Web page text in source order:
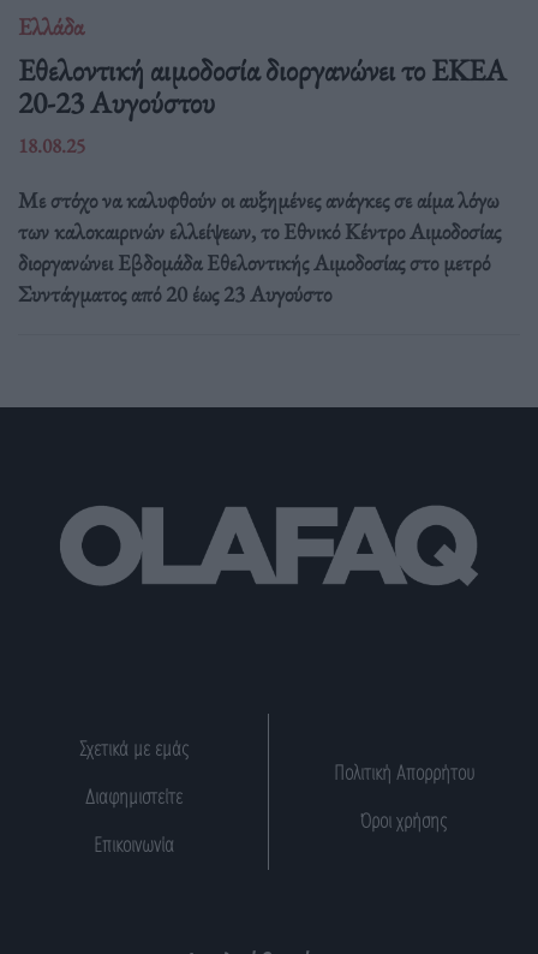
Ελλάδα
Eθελοντική αιμοδοσία διοργανώνει το ΕΚΕΑ
20-23 Αυγούστου
18.08.25
Με στόχο να καλυφθούν οι αυξημένες ανάγκες σε αίμα λόγω
των καλοκαιρινών ελλείψεων, το Εθνικό Κέντρο Αιμοδοσίας
διοργανώνει Εβδομάδα Εθελοντικής Αιμοδοσίας στο μετρό
Συντάγματος από 20 έως 23 Αυγούστο
Σχετικά με εμάς
Διαφημιστείτε
Επικοινωνία
Πολιτική Απορρήτου
Όροι χρήσης